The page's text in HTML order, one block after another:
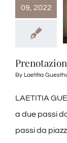
RISTORANTE
ATTIVITA’
09, 2022
By Laetitia
LAETITIA
a due passi
passi da